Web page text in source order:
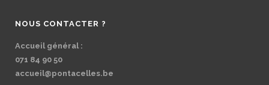
NOUS CONTACTER ?
Accueil général :
071 84 90 50
accueil@pontacelles.be